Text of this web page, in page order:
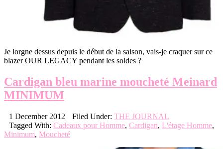
Je lorgne dessus depuis le début de la saison, vais-je craquer sur ce
blazer OUR LEGACY pendant les soldes ?
Cardigan bleu marine moucheté Meinard
MINIMUM
1 December 2012 Filed Under: THE JOURNAL
Tagged With: Cadeaux pour Homme, Cardigan, L'étage Homme,
Minimum, Moucheté